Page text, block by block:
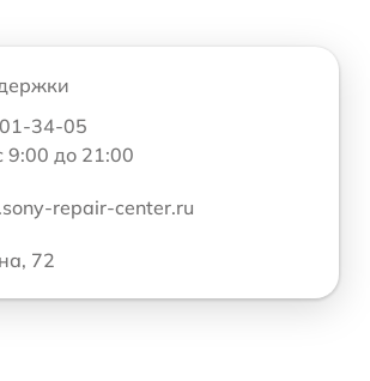
34-05
9:00 до 21:00
repair-center.ru
72